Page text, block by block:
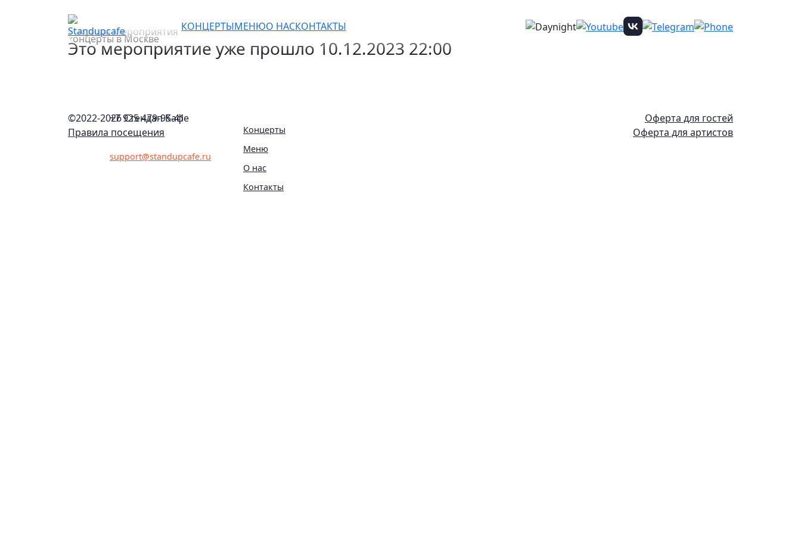
КОНЦЕРТЫМЕНЮО НАСКОНТАКТЫ
Женский сборный концерт
Это мероприятие уже прошло 10.12.2023 22:00
+7 925 479-95-41
support@standupcafe.ru
Концерты
Меню
О нас
Контакты
©2022-2026 Стендап Кафе
Оферта для гостей
Правила посещения
Оферта для артистов